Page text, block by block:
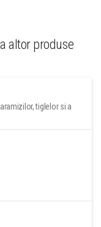
altor produse
tiglelor si a